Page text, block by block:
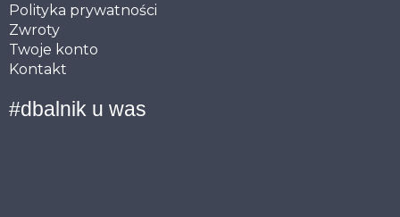
Polityka prywatności
Zwroty
Twoje konto
Kontakt
#dbalnik u was